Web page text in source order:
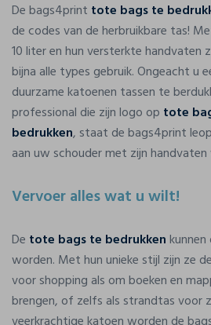
De bags4print tote bags te
de codes van de herbruikbare tas!
10 liter en hun versterkte handvaten
bijna alle types gebruik. Ongeacht u
duurzame katoenen tassen te
professional die zijn logo op tote
bedrukken, staat de bags4print
aan uw schouder met zijn
Vervoer alles wat u wilt!
De tote bags te bedrukken
worden. Met hun unieke stijl zijn ze
voor shopping als om boeken en
brengen, of zelfs als strandtas voor